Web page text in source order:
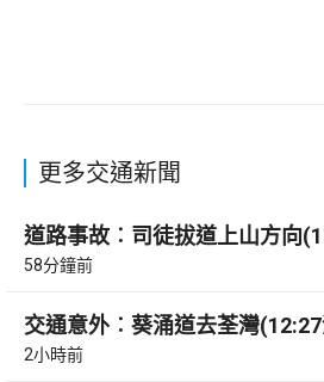
更多交通新聞
道路事故︰司徒拔道上山方向
58分鐘前
交通意外︰葵涌道去荃灣
2小時前